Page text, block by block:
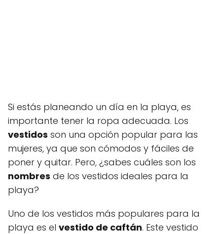
Si estás planeando un día en la playa, es
importante tener la ropa adecuada. Los
vestidos son una opción popular para las
mujeres, ya que son cómodos y fáciles de
poner y quitar. Pero, ¿sabes cuáles son los
nombres de los vestidos ideales para la
playa?
Uno de los vestidos más populares para la
playa es el vestido de caftán. Este vestido